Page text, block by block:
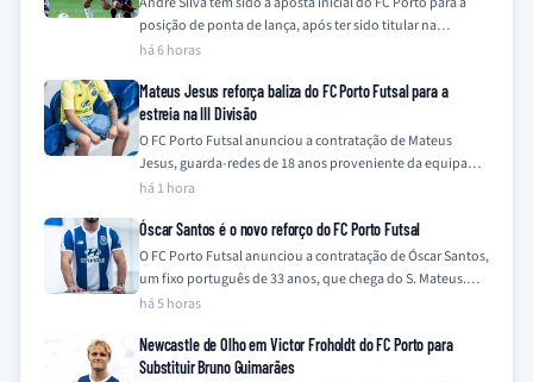
posição de ponta de lança, após ter sido titular na…
há 6 horas
Mateus Jesus reforça baliza do FC Porto Futsal para a
estreia na III Divisão
O FC Porto Futsal anunciou a contratação de Mateus
Jesus, guarda-redes de 18 anos proveniente da equipa
Sub-19 do clube, para a…
há 1 hora
Óscar Santos é o novo reforço do FC Porto Futsal
O FC Porto Futsal anunciou a contratação de Óscar Santos,
um fixo português de 33 anos, que chega do S. Mateus.
O…
há 5 horas
Newcastle de Olho em Victor Froholdt do FC Porto para
Substituir Bruno Guimarães